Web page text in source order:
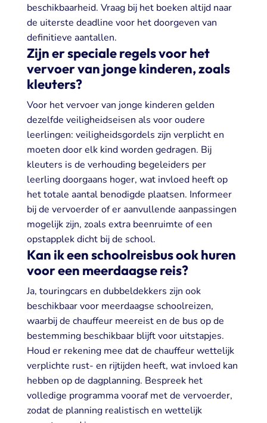
beschikbaarheid. Vraag bij het boeken altijd naar
de uiterste deadline voor het doorgeven van
definitieve aantallen.
Zijn er speciale regels voor het
vervoer van jonge kinderen, zoals
kleuters?
Voor het vervoer van jonge kinderen gelden
dezelfde veiligheidseisen als voor oudere
leerlingen: veiligheidsgordels zijn verplicht en
moeten door elk kind worden gedragen. Bij
kleuters is de verhouding begeleiders per
leerling doorgaans hoger, wat invloed heeft op
het totale aantal benodigde plaatsen. Informeer
bij de vervoerder of er aanvullende aanpassingen
mogelijk zijn, zoals extra beenruimte of een
opstapplek dicht bij de school.
Kan ik een schoolreisbus ook huren
voor een meerdaagse reis?
Ja, touringcars en dubbeldekkers zijn ook
beschikbaar voor meerdaagse schoolreizen,
waarbij de chauffeur meereist en de bus op de
bestemming beschikbaar blijft voor uitstapjes.
Houd er rekening mee dat de chauffeur wettelijk
verplichte rust- en rijtijden heeft, wat invloed kan
hebben op de dagplanning. Bespreek het
volledige programma vooraf met de vervoerder,
zodat de planning realistisch en wettelijk